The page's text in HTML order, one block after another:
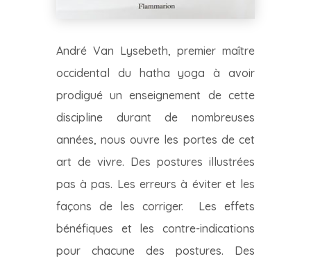
André Van Lysebeth, premier maître
occidental du hatha yoga à avoir
prodigué un enseignement de cette
discipline durant de nombreuses
années, nous ouvre les portes de cet
art de vivre. Des postures illustrées
pas à pas. Les erreurs à éviter et les
façons de les corriger. Les effets
bénéfiques et les contre-indications
pour chacune des postures. Des